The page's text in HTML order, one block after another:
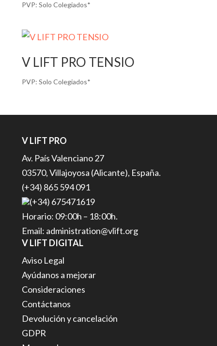
PVP: Solo Colegiados*
V LIFT PRO TENSIO
PVP: Solo Colegiados*
V LIFT PRO
Av. País Valenciano 27
03570, Villajoyosa (Alicante), España.
(+34) 865 594 091
(+34) 675471619
Horario: 09:00h – 18:00h.
Email: administration@vlift.org
V LIFT DIGITAL
Aviso Legal
Ayúdanos a mejorar
Consideraciones
Contáctanos
Devolución y cancelación
GDPR